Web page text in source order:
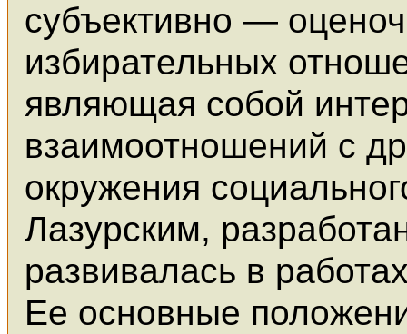
субъективно —
избирательных
являющая собой
взаимоотношений с
окружения
Лазурским,
развивалась в
Ее основные